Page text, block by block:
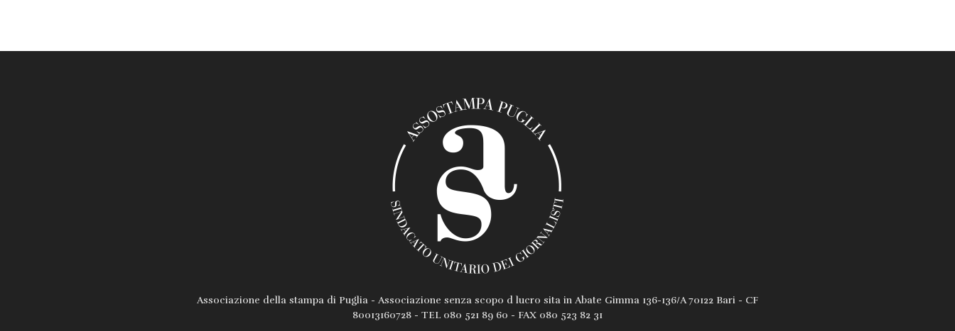
Associazione della stampa di Puglia - Associazione senza scopo d lucro sita in Abate Gimma 136-136/A 70122 Bari - CF
80013160728 - TEL 080 521 89 60 - FAX 080 523 82 31